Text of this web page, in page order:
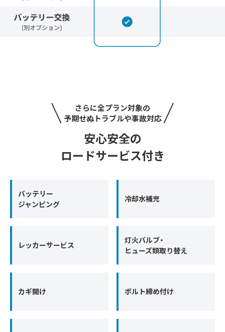
さらに全プラン対象の
予期せぬトラブルや事故対応
安心安全の
ロードサービス付き
バッテリー
ジャンピング
冷却水補充
レッカーサービス
灯火バルブ・
ヒューズ類取り替え
カギ開け ボルト締め付け